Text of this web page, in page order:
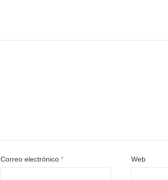
Correo electrónico* Web